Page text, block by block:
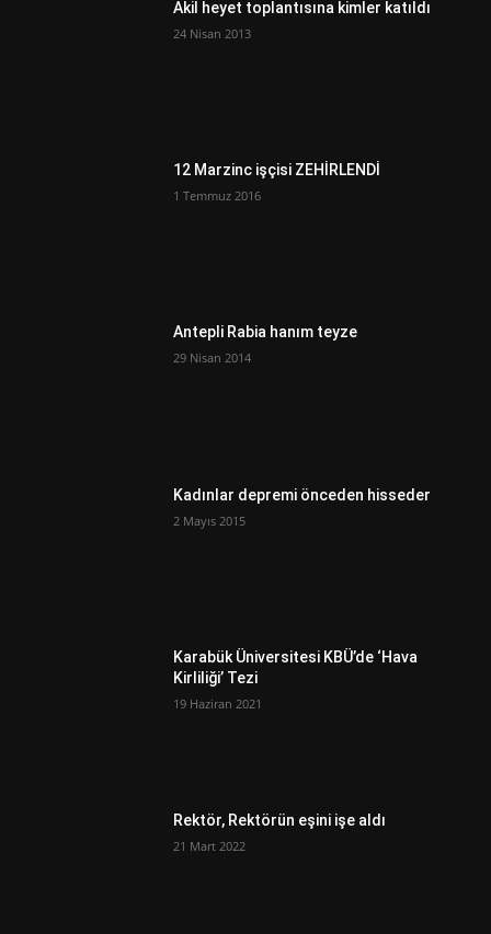
Akil heyet toplantısına kimler katıldı
24 Nisan 2013
12 Marzinc işçisi ZEHİRLENDİ
1 Temmuz 2016
Antepli Rabia hanım teyze
29 Nisan 2014
Kadınlar depremi önceden hisseder
2 Mayıs 2015
Karabük Üniversitesi KBÜ’de ‘Hava
Kirliliği’ Tezi
19 Haziran 2021
Rektör, Rektörün eşini işe aldı
21 Mart 2022